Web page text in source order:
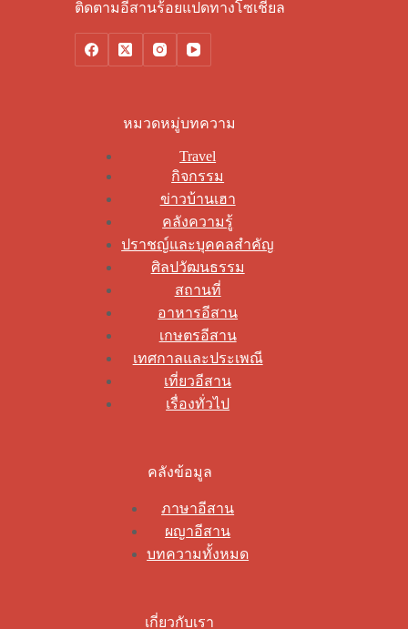
ติดตามอีสานร้อยแปดทางโซเชียล
หมวดหมู่บทความ
Travel
กิจกรรม
ข่าวบ้านเฮา
คลังความรู้
ปราชญ์และบุคคลสำคัญ
ศิลปวัฒนธรรม
สถานที่
อาหารอีสาน
เกษตรอีสาน
เทศกาลและประเพณี
เที่ยวอีสาน
เรื่องทั่วไป
คลังข้อมูล
ภาษาอีสาน
ผญาอีสาน
บทความทั้งหมด
เกี่ยวกับเรา